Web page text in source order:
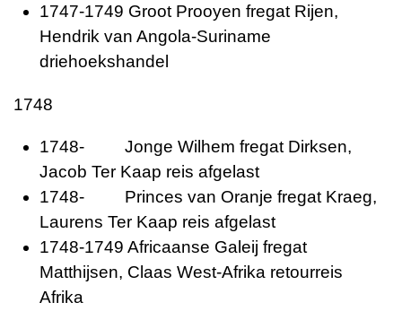
1747-1749 Groot Prooyen fregat Rijen,
Hendrik van Angola-Suriname
driehoekshandel
1748
1748- Jonge Wilhem fregat Dirksen,
Jacob Ter Kaap reis afgelast
1748- Princes van Oranje fregat Kraeg,
Laurens Ter Kaap reis afgelast
1748-1749 Africaanse Galeij fregat
Matthijsen, Claas West-Afrika retourreis
Afrika